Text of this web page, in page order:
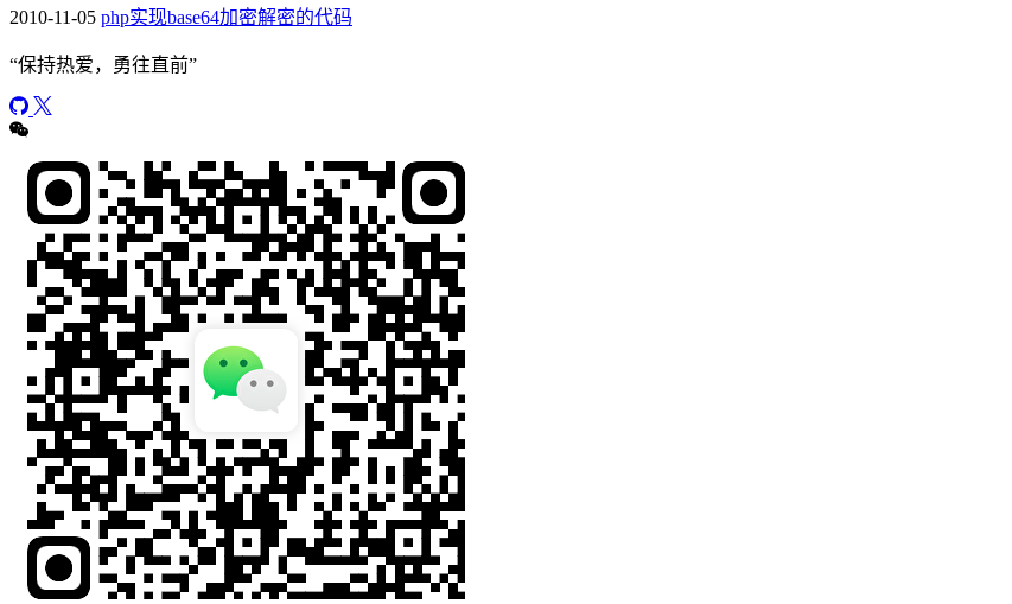
2010-11-05 php实现base64加密解密的代码
“保持热爱，勇往直前”